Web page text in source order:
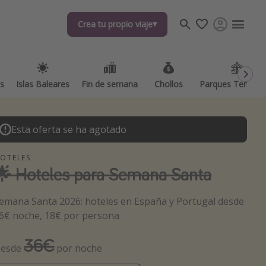
Crea tu propio viaje
Islas Baleares Fin de semana Chollos Parques
destinos
Esta oferta se ha agotado
Hoteles para Semana Santa
Santa 2026: hoteles en España y Portugal desde
noche, 18€ por persona
36€ por noche